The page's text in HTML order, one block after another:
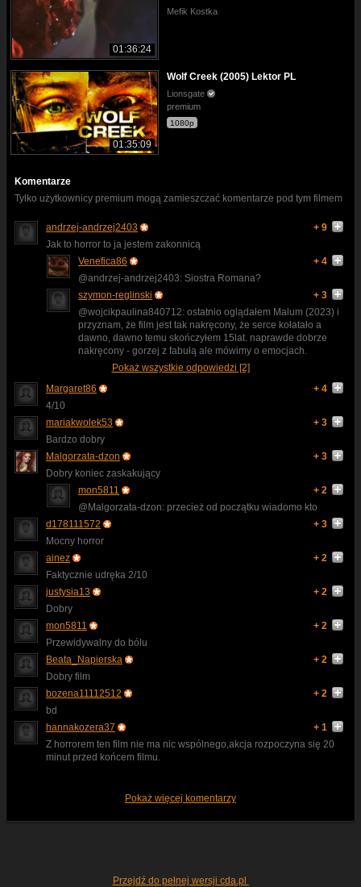
01:36:24
Mefik Kostka
01:35:09
Wolf Creek (2005) Lektor PL
Lionsgate
premium
1080p
Komentarze
Tylko użytkownicy premium mogą zamieszczać komentarze pod tym filmem
andrzej-andrzej2403
+ 9
Jak to horror to ja jestem zakonnicą
Venefica86
+ 4
@andrzej-andrzej2403: Siostra Romana?
szymon-reglinski
+ 3
@wojcikpaulina840712: ostatnio oglądałem Malum (2023) i
przyznam, że film jest tak nakręcony, że serce kołatało a
dawno, dawno temu skończyłem 15lat. naprawde dobrze
nakręcony - gorzej z fabułą ale mówimy o emocjach.
Pokaż wszystkie odpowiedzi [2]
Margaret86
+ 4
4/10
mariakwolek53
+ 3
Bardzo dobry
Malgorzata-dzon
+ 3
Dobry koniec zaskakujący
mon5811
+ 2
@Malgorzata-dzon: przecież od początku wiadomo kto
d178111572
+ 3
Mocny horror
ainez
+ 2
Faktycznie udręka 2/10
justysia13
+ 2
Dobry
mon5811
+ 2
Przewidywalny do bólu
Beata_Napierska
+ 2
Dobry film
bozena11112512
+ 2
bd
hannakozera37
+ 1
Z horrorem ten film nie ma nic wspólnego,akcja rozpoczyna się 20
minut przed końcem filmu.
Pokaż więcej komentarzy
Przejdź do pełnej wersji cda.pl